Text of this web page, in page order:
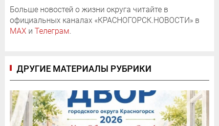
Больше новостей о жизни округа читайте в
официальных каналах «КРАСНОГОРСК.НОВОСТИ» в
MAX и Телеграм.
ДРУГИЕ МАТЕРИАЛЫ РУБРИКИ